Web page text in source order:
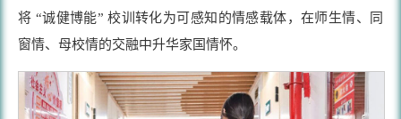
将 “诚健博能” 校训转化为可感知的情感载体，在师生情、同
窗情、母校情的交融中升华家国情怀。